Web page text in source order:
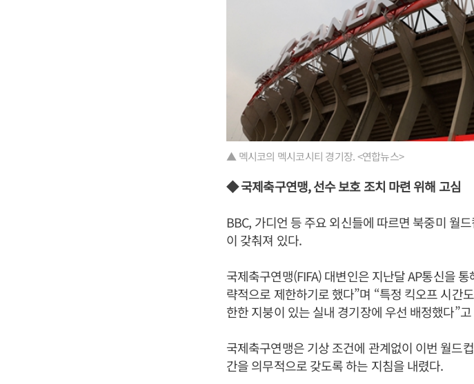
▲ 멕시코의 멕시코시티 경기장. <연합뉴스>
◆ 국제축구연맹, 선수 보호 조치 마련 위해 고심
BBC, 가디언 등 주요 외신들에 따르면 북중미 월
이 갖춰져 있다.
국제축구연맹(FIFA) 대변인은 지난달 AP통신을
략적으로 제한하기로 했다”며 “특정 킥오프 시간
한한 지붕이 있는 실내 경기장에 우선 배정했다”
국제축구연맹은 기상 조건에 관계없이 이번 월드
간을 의무적으로 갖도록 하는 지침을 내렸다.